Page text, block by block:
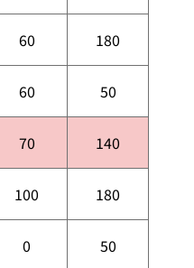
60 180
60 50
70 140
100 180
0 50